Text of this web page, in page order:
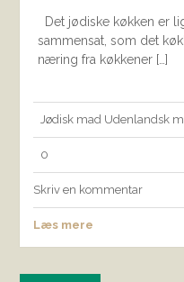
Det jødiske køkken er
sammensat, som det
næring fra køkkener […]
Jødisk mad Udenlandsk
0
Skriv en kommentar
Læs mere